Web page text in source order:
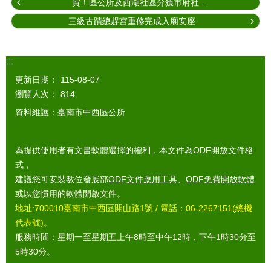
賀！區公所及西湖社區分獲市府社...
三級古蹟總趕宮重修完成入廟安座
:::
更新日期：
115-08-07
瀏覽人次：
814
資料維護：臺南市中西區公所
為提供使用者有文書軟體選擇的權利，本文件為ODF開放文件格
式，
建議您可安裝數位發展部ODF文件應用工具
ODF免費開放軟體
或以您慣用的軟體開啟文件。
地址:700010臺南市中西區開山路1號 / 電話：06-2267151(總機
代表號)。
服務時間：星期一至星期五上午8時至中午12時，下午1時30分至
5時30分。